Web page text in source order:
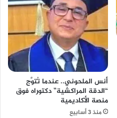
أنس الملحوني.. عندما تُتوَّج
“الدقة المراكشية” دكتوراه فوق
منصة الأكاديمية
منذ 3 أسابيع